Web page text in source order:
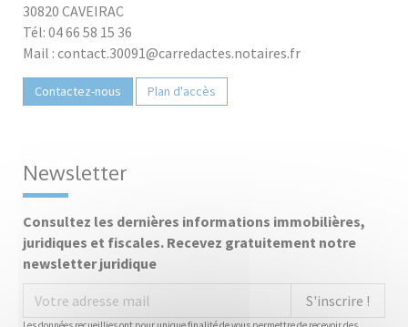
30820 CAVEIRAC
Tél: 04 66 58 15 36
Mail : contact.30091@carredactes.notaires.fr
Contactez-nous Plan d'accès
Newsletter
Consultez les dernières informations immobilières,
juridiques et fiscales. Recevez gratuitement notre
newsletter juridique
S'inscrire !